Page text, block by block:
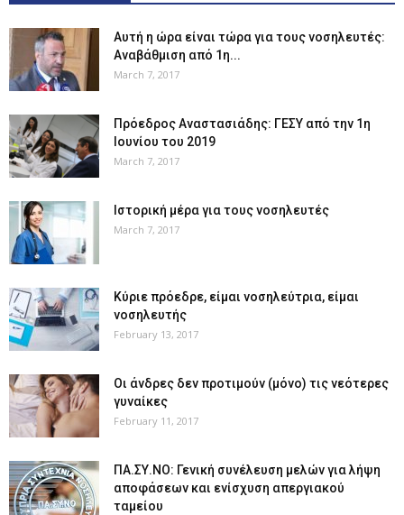
Αυτή η ώρα είναι τώρα για τους νοσηλευτές:
Αναβάθμιση από 1η...
March 7, 2017
Πρόεδρος Αναστασιάδης: ΓΕΣΥ από την 1η
Ιουνίου του 2019
March 7, 2017
Ιστορική μέρα για τους νοσηλευτές
March 7, 2017
Κύριε πρόεδρε, είμαι νοσηλεύτρια, είμαι
νοσηλευτής
February 13, 2017
Οι άνδρες δεν προτιμούν (μόνο) τις νεότερες
γυναίκες
February 11, 2017
ΠΑ.ΣΥ.ΝΟ: Γενική συνέλευση μελών για λήψη
αποφάσεων και ενίσχυση απεργιακού
ταμείου